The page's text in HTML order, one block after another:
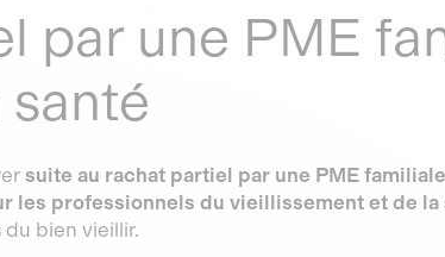
par une PME
suite au rachat partiel par une PME
les professionnels du vieillissement et de la
bien vieillir.